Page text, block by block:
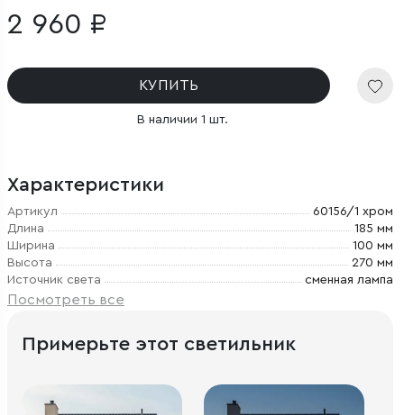
2 960 ₽
КУПИТЬ
В наличии 1 шт.
Характеристики
Артикул
60156/1 хром
Длина
185 мм
Ширина
100 мм
Высота
270 мм
Источник света
сменная лампа
Посмотреть все
Примерьте этот светильник